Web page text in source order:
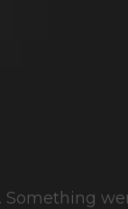
Something